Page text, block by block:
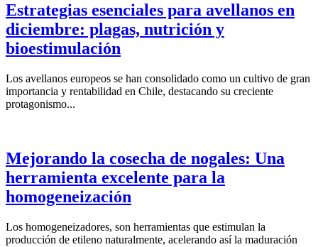
Estrategias esenciales para avellanos en
diciembre: plagas, nutrición y
bioestimulación
Los avellanos europeos se han consolidado como un cultivo de gran
importancia y rentabilidad en Chile, destacando su creciente
protagonismo...
Mejorando la cosecha de nogales: Una
herramienta excelente para la
homogeneización
Los homogeneizadores, son herramientas que estimulan la
producción de etileno naturalmente, acelerando así la maduración